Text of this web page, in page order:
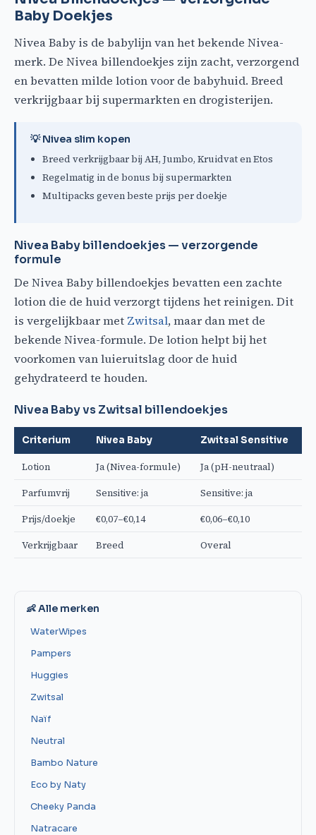
Baby Doekjes
Nivea Baby is de babylijn van het bekende Nivea-
merk. De Nivea billendoekjes zijn zacht, verzorgend
en bevatten milde lotion voor de babyhuid. Breed
verkrijgbaar bij supermarkten en drogisterijen.
💡 Nivea slim kopen
Breed verkrijgbaar bij AH, Jumbo, Kruidvat en Etos
Regelmatig in de bonus bij supermarkten
Multipacks geven beste prijs per doekje
Nivea Baby billendoekjes — verzorgende
formule
De Nivea Baby billendoekjes bevatten een zachte
lotion die de huid verzorgt tijdens het reinigen. Dit
is vergelijkbaar met Zwitsal, maar dan met de
bekende Nivea-formule. De lotion helpt bij het
voorkomen van luieruitslag door de huid
gehydrateerd te houden.
Nivea Baby vs Zwitsal billendoekjes
Criterium Nivea Baby Zwitsal Sensitive
Lotion Ja (Nivea-formule) Ja (pH-neutraal)
Parfumvrij Sensitive: ja Sensitive: ja
Prijs/doekje €0,07–€0,14 €0,06–€0,10
Verkrijgbaar Breed Overal
👶 Alle merken
WaterWipes
Pampers
Huggies
Zwitsal
Naïf
Neutral
Bambo Nature
Eco by Naty
Cheeky Panda
Natracare